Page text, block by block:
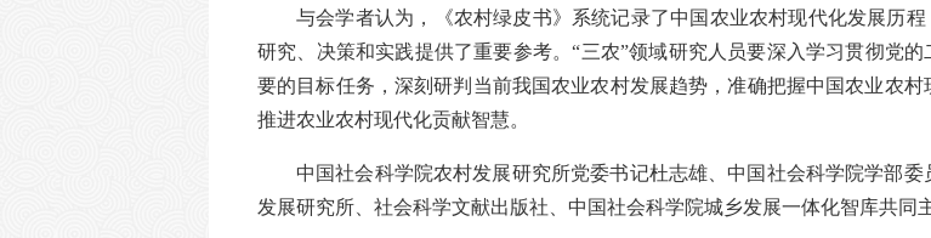
与会学者认为，《农村绿皮书》系统记录了中国农业农村现代化发展历
研究、决策和实践提供了重要参考。“三农”领域研究人员要深入学习贯彻党
要的目标任务，深刻研判当前我国农业农村发展趋势，准确把握中国农业农
推进农业农村现代化贡献智慧。
中国社会科学院农村发展研究所党委书记杜志雄、中国社会科学院学部
发展研究所、社会科学文献出版社、中国社会科学院城乡发展一体化智库共同